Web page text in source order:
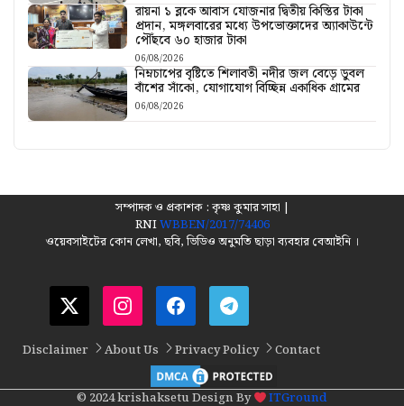
রায়না ১ ব্লকে আবাস যোজনার দ্বিতীয় কিস্তির টাকা
প্রদান, মঙ্গলবারের মধ্যে উপভোক্তাদের অ্যাকাউন্টে
পৌঁছবে ৬০ হাজার টাকা
06/08/2026
নিম্নচাপের বৃষ্টিতে শিলাবতী নদীর জল বেড়ে ডুবল
বাঁশের সাঁকো, যোগাযোগ বিচ্ছিন্ন একাধিক গ্রামের
06/08/2026
সম্পাদক ও প্রকাশক : কৃষ্ণ কুমার সাহা |
RNIWBBEN/2017/74406
ওয়েবসাইটের কোন লেখা, ছবি, ভিডিও অনুমতি ছাড়া ব্যবহার বেআইনি ।
Disclaimer About Us Privacy Policy Contact
© 2024 krishaksetu Design By ITGround